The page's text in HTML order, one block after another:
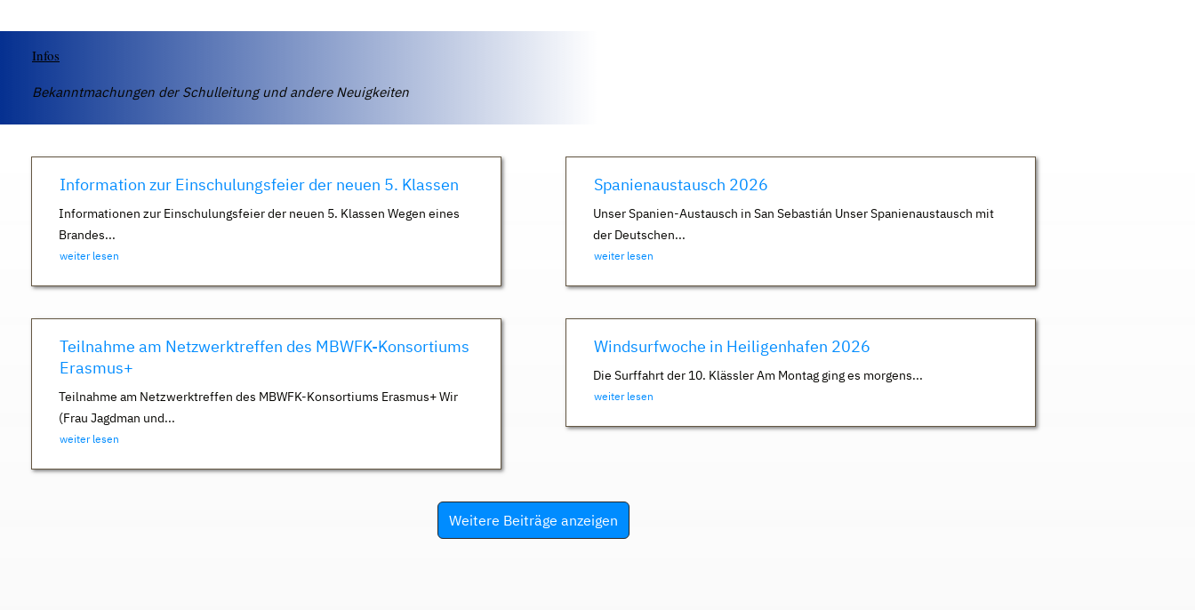
Infos
Bekanntmachungen der Schulleitung und andere Neuigkeiten
Information zur Einschulungsfeier der neuen 5. Klassen
Informationen zur Einschulungsfeier der neuen 5. Klassen Wegen eines
Brandes...
weiter lesen
Spanienaustausch 2026
Unser Spanien-Austausch in San Sebastián Unser Spanienaustausch mit
der Deutschen...
weiter lesen
Teilnahme am Netzwerktreffen des MBWFK-Konsortiums
Erasmus+
Teilnahme am Netzwerktreffen des MBWFK-Konsortiums Erasmus+ Wir
(Frau Jagdman und...
weiter lesen
Windsurfwoche in Heiligenhafen 2026
Die Surffahrt der 10. Klässler Am Montag ging es morgens...
weiter lesen
Weitere Beiträge anzeigen